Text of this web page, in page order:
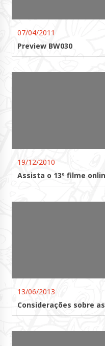
07/04/2011
Preview BW030
19/12/2010
Assista o 13º filme
13/06/2013
Considerações sobre